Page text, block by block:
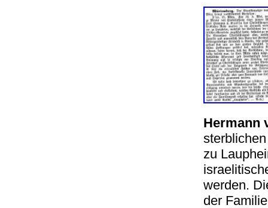
Hermann
zu
werden.
der